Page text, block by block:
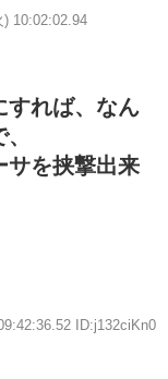
) 10:02:02.94
すれば、なん
サを挟撃出来
ID:j132ciKn0